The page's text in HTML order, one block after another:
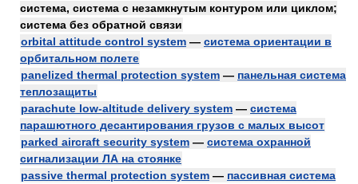
система, система с незамкнутым контуром или циклом;
система без обратной связи
orbital attitude control system — система ориентации в
орбитальном полете
panelized thermal protection system — панельная система
теплозащиты
parachute low-altitude delivery system — система
парашютного десантирования грузов с малых высот
parked aircraft security system — система охранной
сигнализации ЛА на стоянке
passive thermal protection system — пассивная система